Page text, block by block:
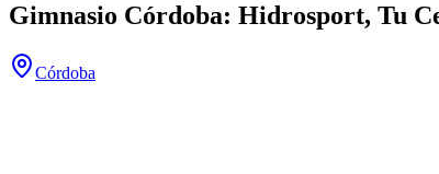
Gimnasio Córdoba: Hidrosport, Tu
Córdoba